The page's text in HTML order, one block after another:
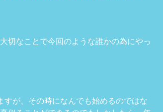
切なことで今回のような誰かの為にやっ
が、その時になんでも始めるのではな